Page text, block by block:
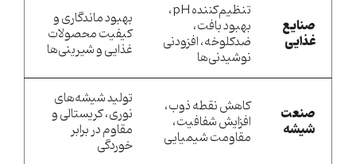
صنایع
غذایی
تنظیم‌کننده pH،
بهبود بافت،
ضدکلوخه، افزودنی
نوشیدنی‌ها
بهبود ماندگاری و
کیفیت محصولات
غذایی و شیرینی‌ها
صنعت
شیشه
کاهش نقطه ذوب،
افزایش شفافیت،
مقاومت شیمیایی
تولید شیشه‌های
نوری، کریستالی و
مقاوم در برابر
خوردگی